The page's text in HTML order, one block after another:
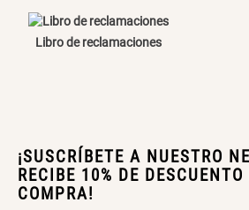
Libro de reclamaciones
¡SUSCRÍBETE A NUESTRO
RECIBE 10% DE
COMPRA!
Canasto Bambú